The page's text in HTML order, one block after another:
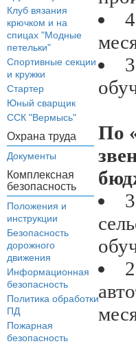
Клуб вязания
крючком и на
спицах "Модные
петельки"
Спортивные секции
и кружки
Стартер
Юный сварщик
ССК "Вермысь"
Охрана труда
Документы
Комплексная
безопасность
Положения и
инструкции
Безопасность
дорожного
движения
Информационная
безопасность
Политика обработки
ПД
Пожарная
безопасность
По